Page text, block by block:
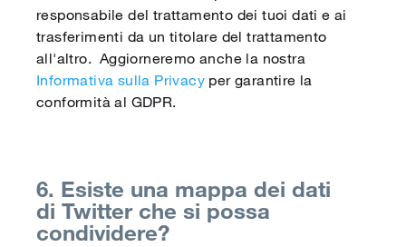
responsabile del trattamento dei tuoi dati e ai
trasferimenti da un titolare del trattamento
all'altro. Aggiorneremo anche la nostra
Informativa sulla Privacy per garantire la
conformità al GDPR.
6. Esiste una mappa dei dati
di Twitter che si possa
condividere?